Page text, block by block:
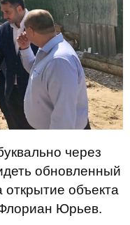
через
обновленный
объекта
Юрьев.